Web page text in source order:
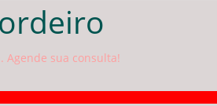
Agende sua consulta!